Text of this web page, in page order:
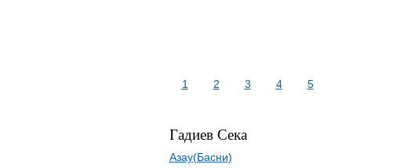
1 2 3 4 5
Гадиев Сека
Азау(Басни)